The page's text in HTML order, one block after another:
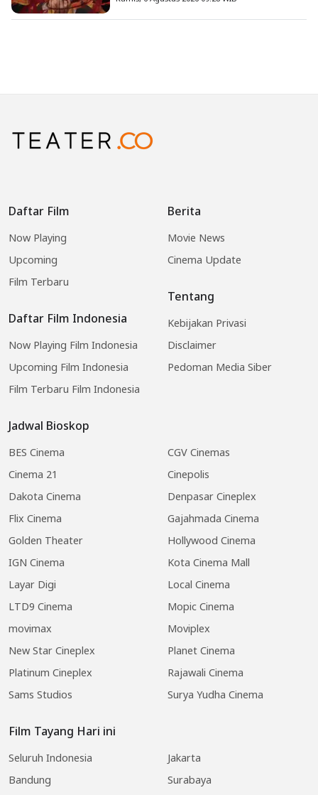
Daftar Film
Now Playing
Upcoming
Film Terbaru
Daftar Film Indonesia
Now Playing Film Indonesia
Upcoming Film Indonesia
Film Terbaru Film Indonesia
Jadwal Bioskop
BES Cinema
CGV Cinemas
Cinema 21
Cinepolis
Dakota Cinema
Denpasar Cineplex
Flix Cinema
Gajahmada Cinema
Golden Theater
Hollywood Cinema
IGN Cinema
Kota Cinema Mall
Layar Digi
Local Cinema
LTD9 Cinema
Mopic Cinema
movimax
Moviplex
New Star Cineplex
Planet Cinema
Platinum Cineplex
Rajawali Cinema
Sams Studios
Surya Yudha Cinema
Film Tayang Hari ini
Seluruh Indonesia
Jakarta
Bandung
Surabaya
Berita
Movie News
Cinema Update
Tentang
Kebijakan Privasi
Disclaimer
Pedoman Media Siber